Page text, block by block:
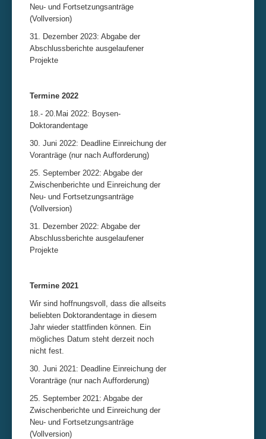
Neu- und Fortsetzungsanträge
(Vollversion)
31. Dezember 2023: Abgabe der
Abschlussberichte ausgelaufener
Projekte
Termine 2022
18.- 20.Mai 2022: Boysen-
Doktorandentage
30. Juni 2022: Deadline Einreichung der
Voranträge (nur nach Aufforderung)
25. September 2022: Abgabe der
Zwischenberichte und Einreichung der
Neu- und Fortsetzungsanträge
(Vollversion)
31. Dezember 2022: Abgabe der
Abschlussberichte ausgelaufener
Projekte
Termine 2021
Wir sind hoffnungsvoll, dass die allseits
beliebten Doktorandentage in diesem
Jahr wieder stattfinden können. Ein
mögliches Datum steht derzeit noch
nicht fest.
30. Juni 2021: Deadline Einreichung der
Voranträge (nur nach Aufforderung)
25. September 2021: Abgabe der
Zwischenberichte und Einreichung der
Neu- und Fortsetzungsanträge
(Vollversion)